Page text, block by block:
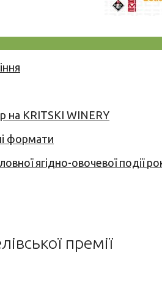
на KRITSKI WINERY
формати
ягідно-овочевої події
премії